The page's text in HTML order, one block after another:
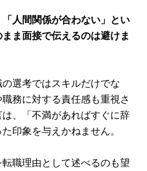
人間関係が合わない」とい
ま面接で伝えるのは避けま
選考ではスキルだけでな
務に対する責任感も重視さ
、「不満があればすぐに辞
印象を与えかねません。
職理由として述べるのも望